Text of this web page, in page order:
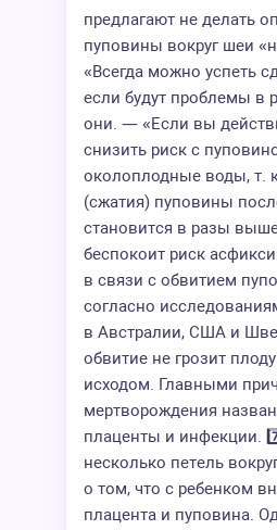
предлагают не делать
пуповины вокруг шеи
«Всегда можно успеть
если будут проблемы в
они. — «Если вы
снизить риск с
околоплодные воды, т.
(сжатия) пуповины
становится в разы
беспокоит риск
в связи с обвитием
согласно
в Австралии, США и
обвитие не грозит
исходом. Главными
мертворождения
плаценты и инфекции.
несколько петель
о том, что с ребенком
плацента и пуповина.